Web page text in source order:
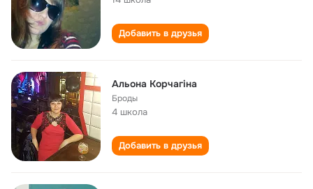
Добавить в друзья
Альона Корчагіна
Броды
4 школа
Добавить в друзья